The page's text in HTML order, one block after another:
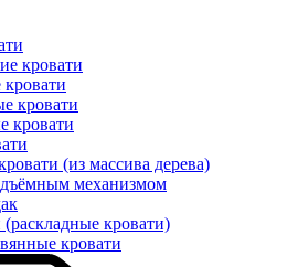
кровати
кровати
кровати
(из массива дерева)
механизмом
кровати)
кровати